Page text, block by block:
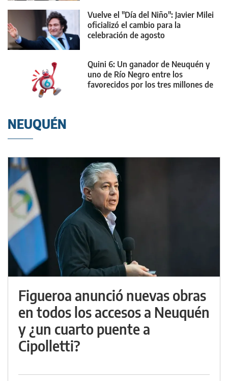
Vuelve el "Día del Niño": Javier Milei
oficializó el cambio para la
celebración de agosto
Quini 6: Un ganador de Neuquén y
uno de Río Negro entre los
favorecidos por los tres millones de
NEUQUÉN
Figueroa anunció nuevas obras
en todos los accesos a Neuquén
y ¿un cuarto puente a
Cipolletti?